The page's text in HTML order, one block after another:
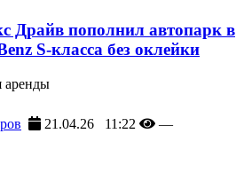
Драйв пополнил автопарк в
S-класса без оклейки
аренды
21.04.26 11:22 —